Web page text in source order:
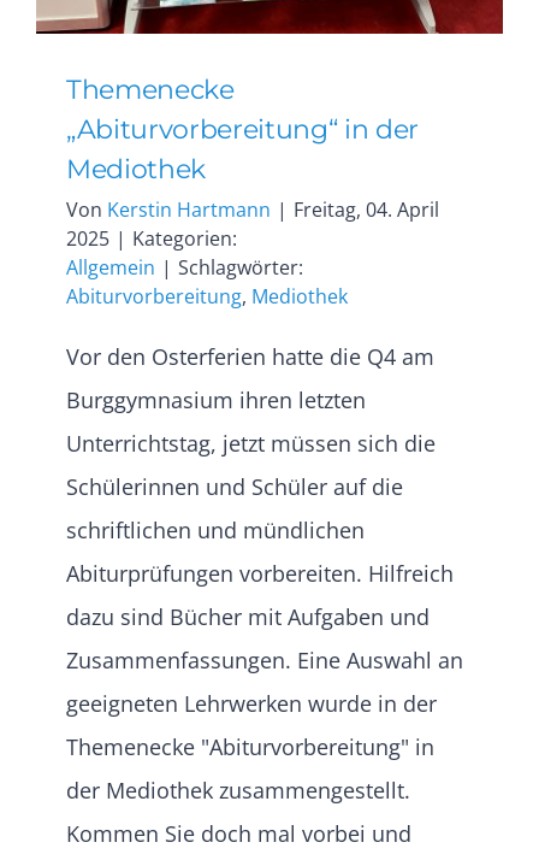
Themenecke
„Abiturvorbereitung“ in der
Mediothek
Von Kerstin Hartmann | Freitag, 04. April
2025 | Kategorien:
Allgemein | Schlagwörter:
Abiturvorbereitung, Mediothek
Vor den Osterferien hatte die Q4 am
Burggymnasium ihren letzten
Unterrichtstag, jetzt müssen sich die
Schülerinnen und Schüler auf die
schriftlichen und mündlichen
Abiturprüfungen vorbereiten. Hilfreich
dazu sind Bücher mit Aufgaben und
Zusammenfassungen. Eine Auswahl an
geeigneten Lehrwerken wurde in der
Themenecke "Abiturvorbereitung" in
der Mediothek zusammengestellt.
Kommen Sie doch mal vorbei und